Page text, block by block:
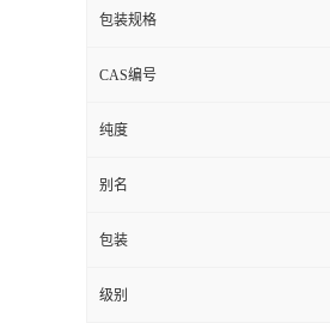
包装规格
CAS编号
纯度
别名
包装
级别